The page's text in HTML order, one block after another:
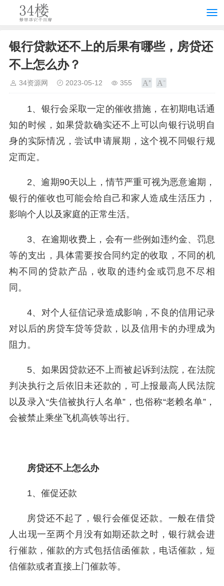
银行贷款还不上的后果有哪些，房贷还
不上怎么办？
34资源网 2023-05-12 355
1、银行会采取一定的催收措施，在初期电话通
知的时候，如果贷款确实还不上可以向银行说明自
身的实际情况，尝试申请展期，这个视不同银行规
定而定。
2、逾期90天以上，情节严重可视为恶意逾期，
银行的催收也可能会给自己和家人造成生活压力，
影响个人以及家庭的正常生活。
3、在逾期收费上，会有一些例如违约金、罚息
等的支出，具体需要按合同约定的收取，不同的机
构不同的贷款产品，收取的违约金或罚息不尽相
同。
4、对个人征信记录造成影响，不良的信用记录
对以后的房贷车贷等贷款，以及信用卡的办理成为
阻力。
5、如果因贷款还不上而被起诉到法院，在法院
判决执行之后依旧未还款的，可上报最高人民法院
以及录入“失信被执行人名单”，也俗称“老赖名单”，
会被禁止乘坐飞机高铁等出行。
房贷还不上怎么办
1、催促还款
房贷还不起了，银行会催促还款。一般在借贷
人出现一至两个月没有如期还款之时，银行就会进
行催款，催款的方式包括信函催款，电话催款，短
信催款或者直接上门催款等。